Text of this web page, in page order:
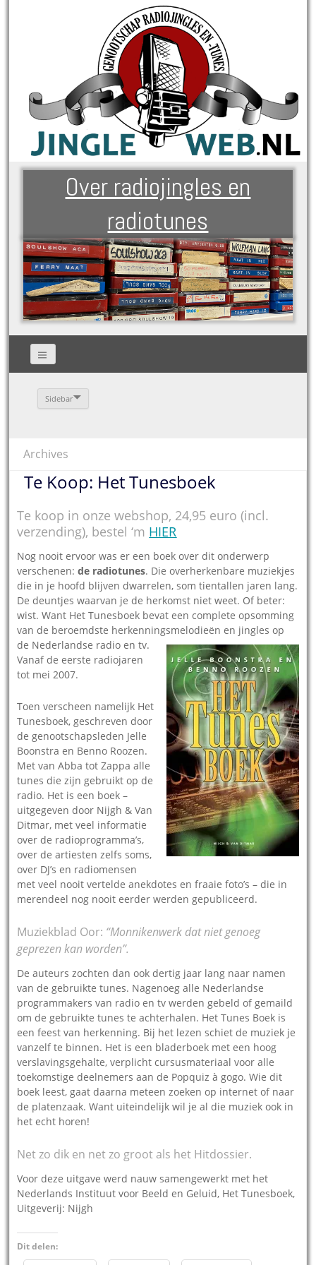
Over radiojingles en
radiotunes
Sidebar
Archives
Te Koop: Het Tunesboek
Te koop in onze webshop, 24,95 euro (incl.
verzending), bestel ‘m HIER
Nog nooit ervoor was er een boek over dit onderwerp
verschenen:de radiotunes. Die over­herkenbare muziekjes
die in je hoofd blijven dwarrelen, som tientallen jaren lang.
De deuntjes waarvan je de herkomst niet weet. Of beter:
wist. Want Het Tunesboek bevat een complete opsomming
van de beroemdste herkennings­melodieën en jingles op
de Nederlandse radio en tv.
Vanaf de eerste radiojaren
tot mei 2007.
Toen verscheen namelijk Het
Tunesboek, geschreven door
de genootschapsleden Jelle
Boonstra en Benno Roozen.
Met van Abba tot Zappa alle
tunes die zijn gebruikt op de
radio. Het is een boek –
uitgegeven door Nijgh & Van
Ditmar, met veel informatie
over de radioprogramma’s,
over de artiesten zelfs soms,
over DJ’s en radiomensen
met veel nooit vertelde anekdotes en fraaie foto’s – die in
merendeel nog nooit eerder werden gepubliceerd.
Muziekblad Oor: “Monnikenwerk dat niet genoeg
geprezen kan worden”.
De auteurs zochten dan ook dertig jaar lang naar namen
van de gebruikte tunes. Nagenoeg alle Nederlandse
programmakers van radio en tv werden gebeld of gemaild
om de gebruikte tunes te achterhalen. Het Tunes Boek is
een feest van herkenning. Bij het lezen schiet de muziek je
vanzelf te binnen. Het is een bladerboek met een hoog
verslavingsgehalte, verplicht cursusmateriaal voor alle
toekomstige deelnemers aan de Popquiz à gogo. Wie dit
boek leest, gaat daarna meteen zoeken op internet of naar
de platenzaak. Want uiteindelijk wil je al die muziek ook in
het echt horen!
Net zo dik en net zo groot als het Hitdossier.
Voor deze uitgave werd nauw samengewerkt met het
Nederlands Instituut voor Beeld en Geluid, Het Tunesboek,
Uitgeverij: Nijgh
Dit delen: